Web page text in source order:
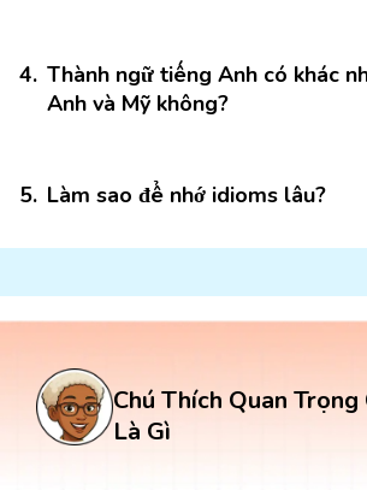
4. Thành ngữ tiếng Anh có khác
Anh và Mỹ không?
5. Làm sao để nhớ idioms lâu?
Chú Thích Quan Trọng
Là Gì